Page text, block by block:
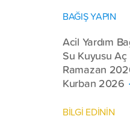
BAĞIŞ YAPIN
Acil Yardım
Su Kuyusu Aç
Ramazan
Kurban 2026
BİLGİ EDİNİN